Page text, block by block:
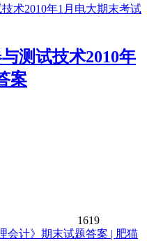
测试技术2010年
案
1619